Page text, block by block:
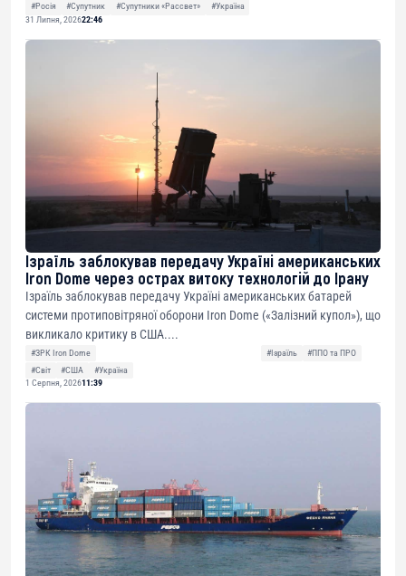
#Росія
#Супутник #Супутники «Рассвет»
#Україна
31 Липня, 202622:46
Ізраїль заблокував передачу Україні американських
Iron Dome через острах витоку технологій до Ірану
Ізраїль заблокував передачу Україні американських батарей
системи протиповітряної оборони Iron Dome («Залізний купол»), що
викликало критику в США....
#ЗРК Iron Dome #Ізраїль
#ППО та ПРО
#Світ
#США
#Україна
1 Серпня, 202611:39